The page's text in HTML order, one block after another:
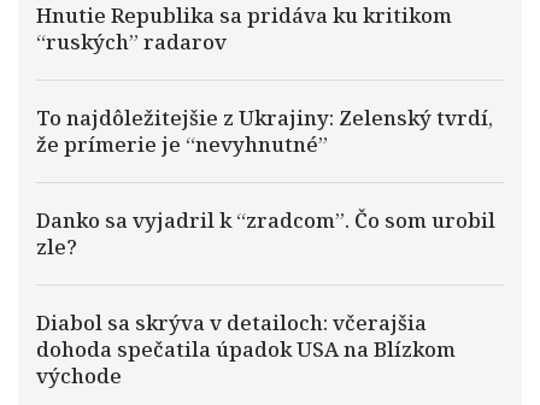
Hnutie Republika sa pridáva ku kritikom
“ruských” radarov
To najdôležitejšie z Ukrajiny: Zelenský tvrdí,
že prímerie je “nevyhnutné”
Danko sa vyjadril k “zradcom”. Čo som urobil
zle?
Diabol sa skrýva v detailoch: včerajšia
dohoda spečatila úpadok USA na Blízkom
východe